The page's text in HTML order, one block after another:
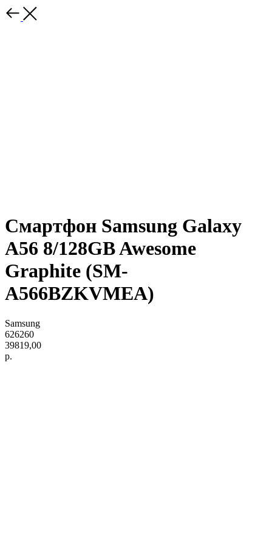
Смартфон Samsung Galaxy
A56 8/128GB Awesome
Graphite (SM-
A566BZKVMEA)
Samsung
626260
39819,00
р.